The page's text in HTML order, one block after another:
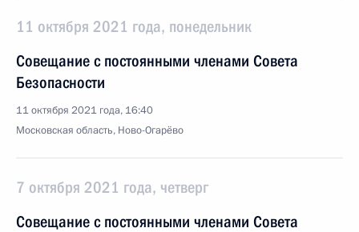
11 октября 2021 года, понедельник
Совещание с постоянными членами Совета
Безопасности
11 октября 2021 года, 16:40
Московская область, Ново-Огарёво
7 октября 2021 года, четверг
Совещание с постоянными членами Совета